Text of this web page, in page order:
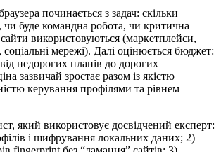
починається з задач: скільки
чи буде командна робота, чи критична
сайти використовуються (маркетплейси,
соціальні мережі). Далі оцінюється бюджет:
недорогих планів до дорогих
зазвичай зростає разом із якістю
керування профілями та рівнем
який використовує досвідчений експерт:
і шифрування локальних даних; 2)